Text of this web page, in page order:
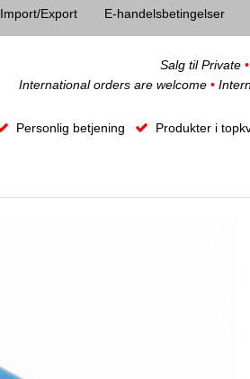
Import/Export E-handelsbetingelser
Salg til Private •
International orders are welcome •
Personlig betjening Produkter i